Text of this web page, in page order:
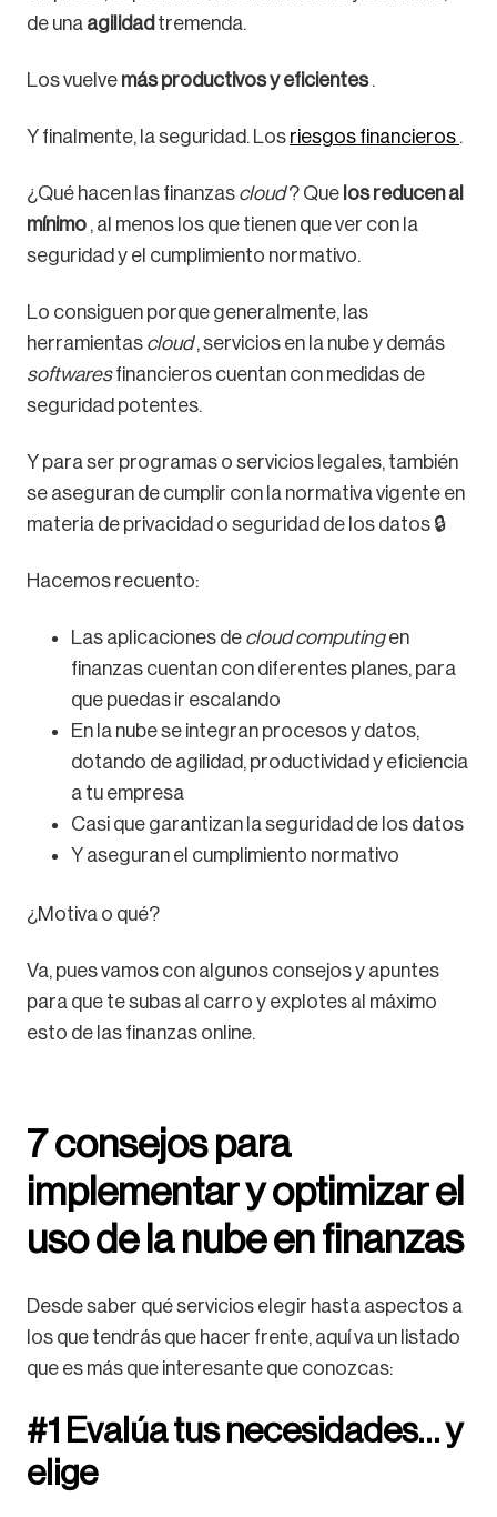
de una agilidad tremenda.
Los vuelve más productivos y eficientes.
Y finalmente, la seguridad. Los riesgos financieros .
¿Qué hacen las finanzas cloud? Que los reducen al
mínimo , al menos los que tienen que ver con la
seguridad y el cumplimiento normativo.
Lo consiguen porque generalmente, las
herramientas cloud, servicios en la nube y demás
softwaresfinancieros cuentan con medidas de
seguridad potentes.
Y para ser programas o servicios legales, también
se aseguran de cumplir con la normativa vigente en
materia de privacidad o seguridad de los datos 🔒
Hacemos recuento:
Las aplicaciones de cloud computingen
finanzas cuentan con diferentes planes, para
que puedas ir escalando
En la nube se integran procesos y datos,
dotando de agilidad, productividad y eficiencia
a tu empresa
Casi que garantizan la seguridad de los datos
Y aseguran el cumplimiento normativo
¿Motiva o qué?
Va, pues vamos con algunos consejos y apuntes
para que te subas al carro y explotes al máximo
esto de las finanzas online.
7 consejos para
implementar y optimizar el
uso de la nube en finanzas
Desde saber qué servicios elegir hasta aspectos a
los que tendrás que hacer frente, aquí va un listado
que es más que interesante que conozcas:
#1 Evalúa tus necesidades… y
elige